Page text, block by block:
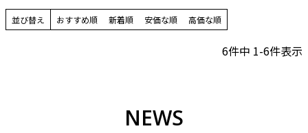
並び替え おすすめ順 新着順 安価な順 高価な順
6件中 1-6件表示
NEWS